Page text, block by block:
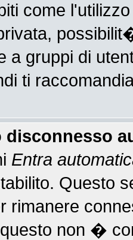
come
a gruppi di
ti
Entra
Questo
rimanere
non �